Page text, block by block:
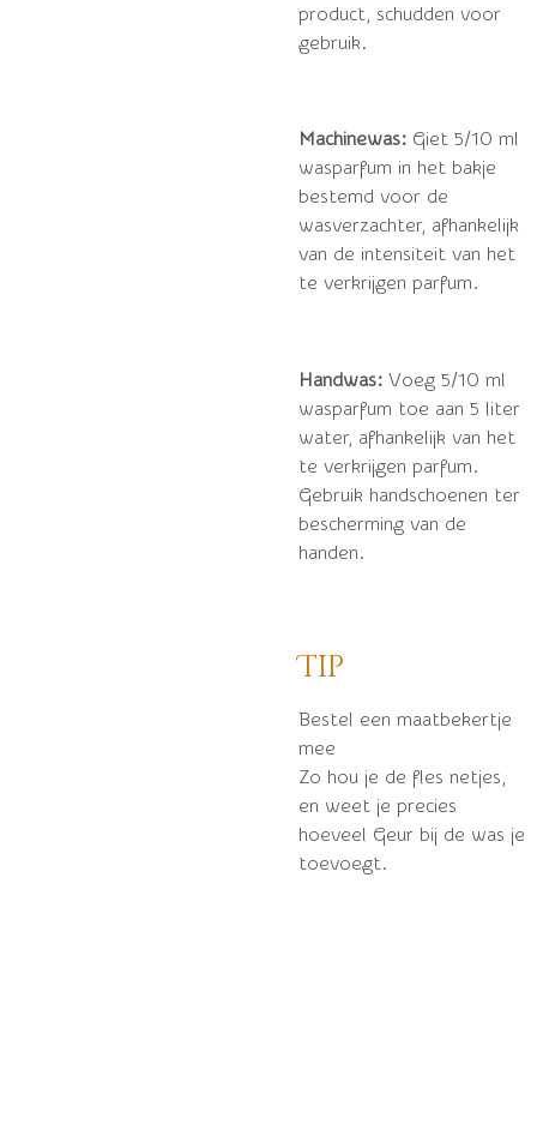
product, schudden voor
gebruik.
Machinewas: Giet 5/10 ml
wasparfum in het bakje
bestemd voor de
wasverzachter, afhankelijk
van de intensiteit van het
te verkrijgen parfum.
Handwas: Voeg 5/10 ml
wasparfum toe aan 5 liter
water, afhankelijk van het
te verkrijgen parfum.
Gebruik handschoenen ter
bescherming van de
handen.
Tip
Bestel een maatbekertje
mee
Zo hou je de fles netjes,
en weet je precies
hoeveel Geur bij de was je
toevoegt.